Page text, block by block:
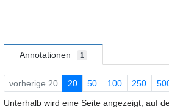
Annotationen 1
vorherige 20 20 50 100 250
Unterhalb wird eine Seite angezeigt, auf